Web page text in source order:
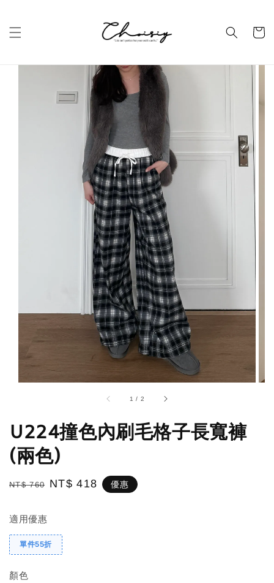
1 / 2
U224撞色內刷毛格子長寬褲
(兩色)
Regular
NT$ 760 Sale
NT$ 418 優惠
適用優惠
單件55折
顏色